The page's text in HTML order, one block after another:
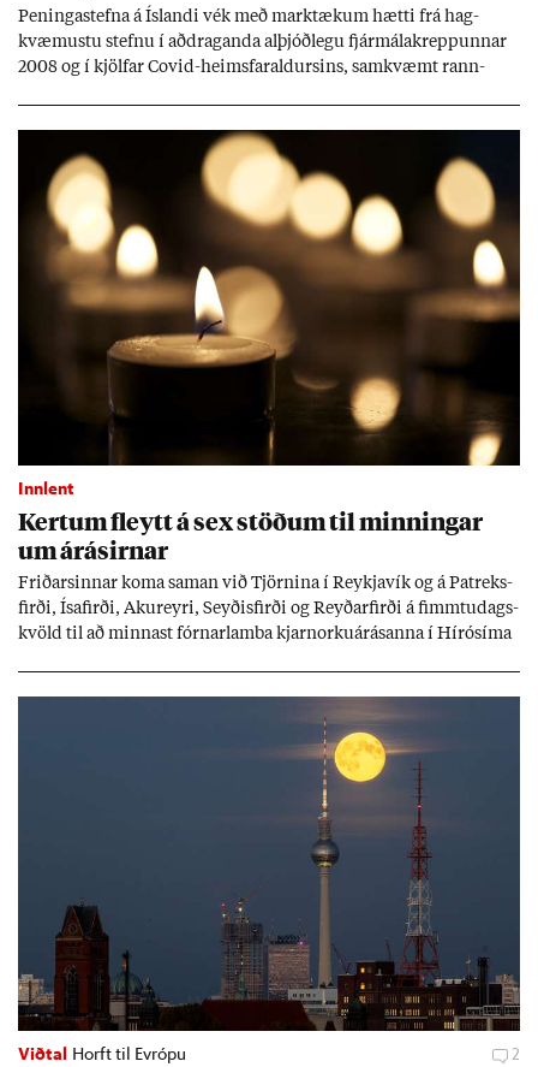
Pen­inga­stefna á Ís­landi vék með mark­tæk­um hætti frá hag­
kvæm­ustu stefnu í að­drag­anda al­þjóð­legu fjár­málakrepp­unn­ar
2008 og í kjöl­far Covid-heims­far­ald­urs­ins, sam­kvæmt rann­
Innlent
Kert­um fleytt á sex stöð­um til minn­ing­ar
um árás­irn­ar
Frið­arsinn­ar koma sam­an við Tjörn­ina í Reykja­vík og á Pat­reks­
firði, Ísa­firði, Ak­ur­eyri, Seyð­is­firði og Reyð­ar­firði á fimmtu­dags­
kvöld til að minn­ast fórn­ar­lamba kjarn­orku­árás­anna í Hírósíma
Viðtal Horft til Evrópu 2